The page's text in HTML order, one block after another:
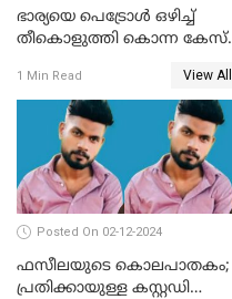
ഭാര്യയെ പെട്രോള്‍ ഒഴിച്ച്
തീകൊളുത്തി കൊന്ന കേസ്‌;
രേഖപ്പെടുത്തി
1 Min Read View All
Posted On 02-12-2024
ഫസീലയുടെ കൊലപാതകം;
പ്രതിക്കായുള്ള കസ്റ്റഡി